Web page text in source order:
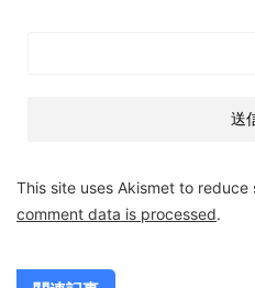
This site uses Akismet to reduce
comment data is processed.